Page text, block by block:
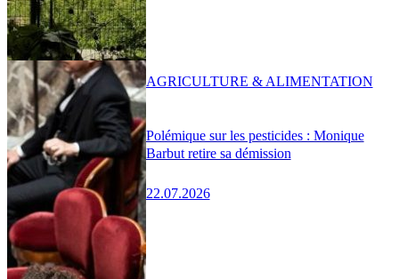
Polémique sur les pesticides : Monique
Barbut retire sa démission
22.07.2026
AGRICULTURE & ALIMENTATION